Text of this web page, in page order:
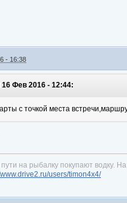
- 16:38
Фев 2016 - 12:44:
с точкой места
на рыбалку покупают водку.
www.drive2.ru/users/timon4x4/